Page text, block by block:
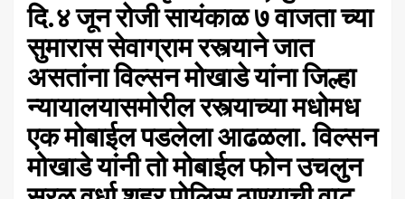
दि.४ जून रोजी सायंकाळ ७ वाजता च्या
सुमारास सेवाग्राम रस्त्याने जात
असतांना विल्सन मोखाडे यांना जिल्हा
न्यायालयासमोरील रस्त्याच्या मधोमध
एक मोबाईल पडलेला आढळला. विल्सन
मोखाडे यांनी तो मोबाईल फोन उचलुन